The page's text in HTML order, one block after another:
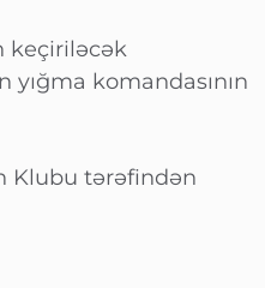
keçiriləcək
komandasının
Klubu tərəfindən